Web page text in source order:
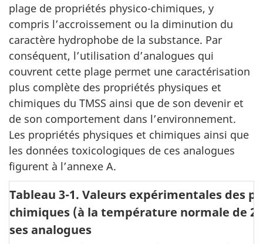
plage de propriétés physico-chimiques, y
compris l’accroissement ou la diminution du
caractère hydrophobe de la substance. Par
conséquent, l’utilisation d’analogues qui
couvrent cette plage permet une caractérisation
plus complète des propriétés physiques et
chimiques du TMSS ainsi que de son devenir et
de son comportement dans l’environnement.
Les propriétés physiques et chimiques ainsi que
les données toxicologiques de ces analogues
figurent à l’annexe A.
Tableau 3-1. Valeurs expérimentales des
chimiques (à la température normale de 25
ses analogues